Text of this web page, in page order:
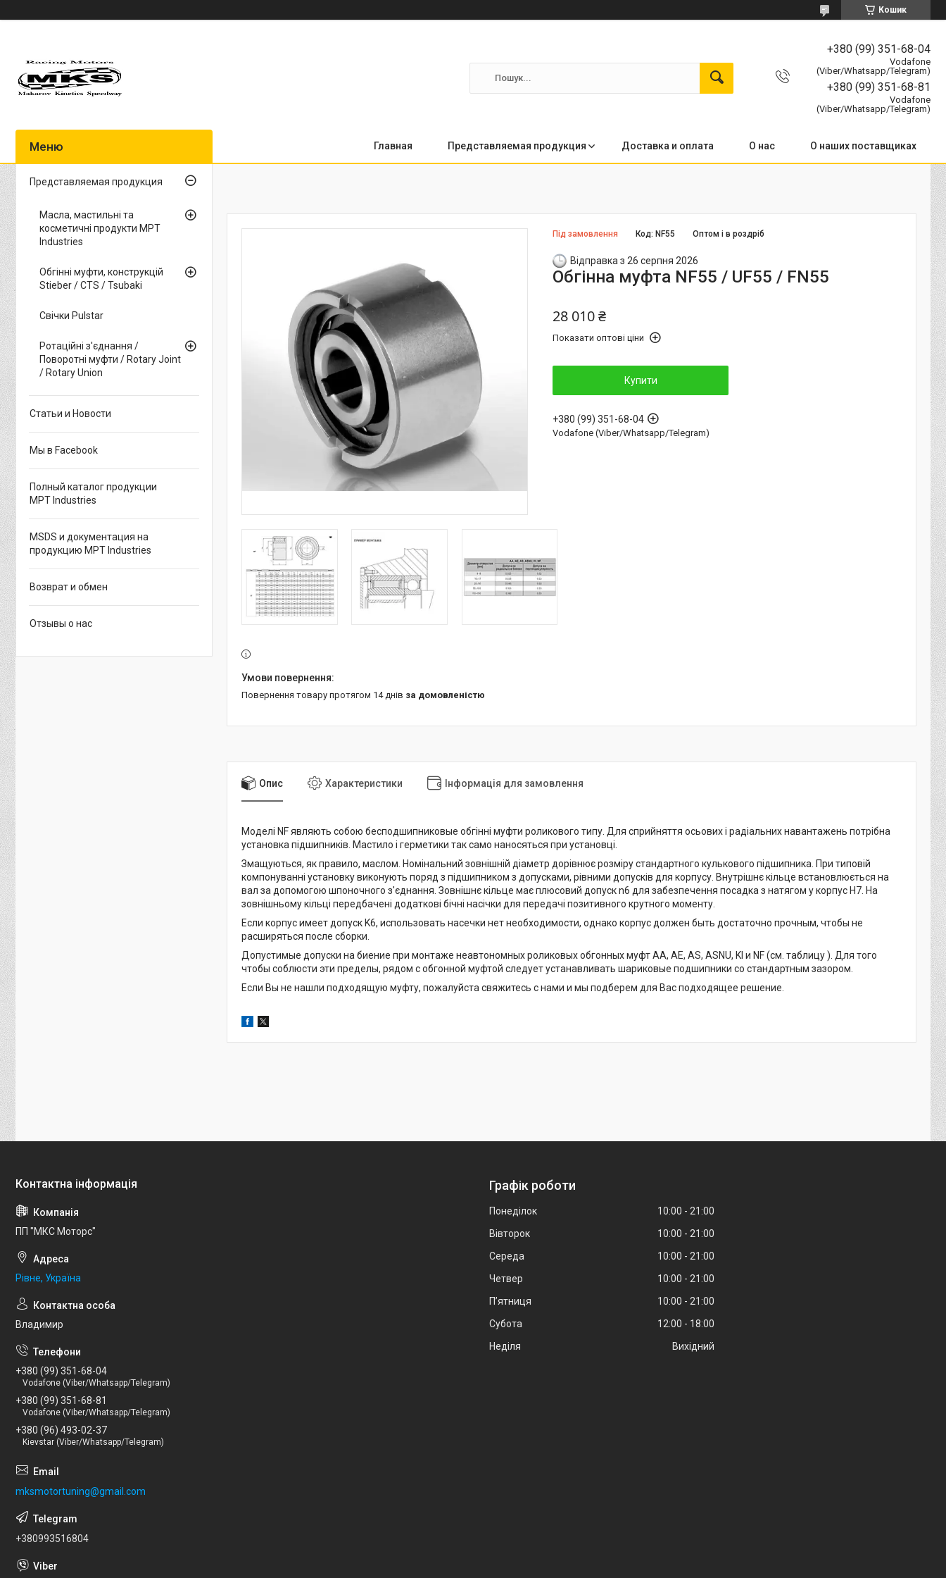
Кошик
+380 (99) 351-68-04
Vodafone
(Viber/Whatsapp/Telegram)
+380 (99) 351-68-81
Vodafone
(Viber/Whatsapp/Telegram)
Главная Представляемая продукция Доставка и оплата О нас О наших поставщиках
Під замовлення Оптом і в роздріб
Код:NF55
Відправка з 26 серпня 2026
Обгінна муфта NF55 / UF55 / FN55
28 010 ₴
Показати оптові ціни
Купити
+380 (99) 351-68-04
Vodafone (Viber/Whatsapp/Telegram)
повернення товару протягом 14 днів за домовленістю
Опис Характеристики Інформація для замовлення
Моделі NF являють собою бесподшипниковые обгінні муфти роликового типу. Для сприйняття осьових і радіальних навантажень потрібна
установка підшипників. Мастило і герметики так само наносяться при установці.
Змащуються, як правило, маслом. Номінальний зовнішній діаметр дорівнює розміру стандартного кулькового підшипника. При типовій
компонуванні установку виконують поряд з підшипником з допусками, рівними допусків для корпусу. Внутрішнє кільце встановлюється на
вал за допомогою шпоночного з'єднання. Зовнішнє кільце має плюсовий допуск n6 для забезпечення посадка з натягом у корпус H7. На
зовнішньому кільці передбачені додаткові бічні насічки для передачі позитивного крутного моменту.
Если корпус имеет допуск K6, использовать насечки нет необходимости, однако корпус должен быть достаточно прочным, чтобы не
расширяться после сборки.
Допустимые допуски на биение при монтаже неавтономных роликовых обгонных муфт AA, AE, AS, ASNU, KI и NF (см. таблицу ). Для того
чтобы соблюсти эти пределы, рядом с обгонной муфтой следует устанавливать шариковые подшипники со стандартным зазором.
Если Вы не нашли подходящую муфту, пожалуйста свяжитесь с нами и мы подберем для Вас подходящее решение.
Представляемая продукция
Масла, мастильні та
косметичні продукти MPT
Industries
Обгінні муфти, конструкцій
Stieber / CTS / Tsubaki
Свічки Pulstar
Ротаційні з'єднання /
Поворотні муфти / Rotary Joint
/ Rotary Union
Статьи и Новости
Мы в Facebook
Полный каталог продукции
MPT Industries
MSDS и документация на
продукцию MPT Industries
Возврат и обмен
Отзывы о нас
ПП "МКС Моторс"
Рівне, Україна
Владимир
+380 (99) 351-68-04
Vodafone (Viber/Whatsapp/Telegram)
+380 (99) 351-68-81
Vodafone (Viber/Whatsapp/Telegram)
+380 (96) 493-02-37
Kievstar (Viber/Whatsapp/Telegram)
mksmotortuning@gmail.com
+380993516804
Графік роботи
Понеділок 10:00
21:00
Вівторок
10:00
21:00
Середа
10:00
21:00
Четвер
10:00
21:00
Пʼятниця
10:00
21:00
Субота
12:00
18:00
Неділя
Вихідний